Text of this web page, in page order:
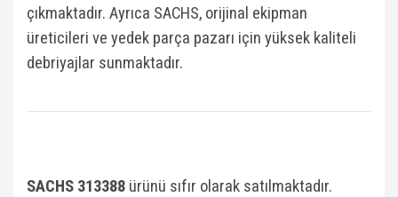
çıkmaktadır. Ayrıca SACHS, orijinal ekipman
üreticileri ve yedek parça pazarı için yüksek kaliteli
debriyajlar sunmaktadır.
SACHS 313388 ürünü sıfır olarak satılmaktadır.